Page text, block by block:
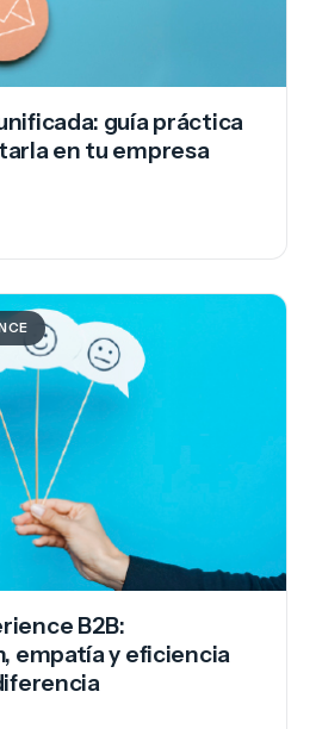
guía práctica
en tu empresa
B2B:
empatía y eficiencia